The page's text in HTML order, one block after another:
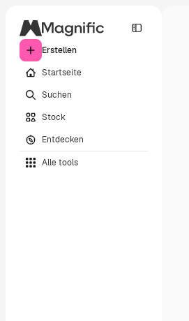
Erstellen
Startseite
Suchen
Stock
Entdecken
Alle tools